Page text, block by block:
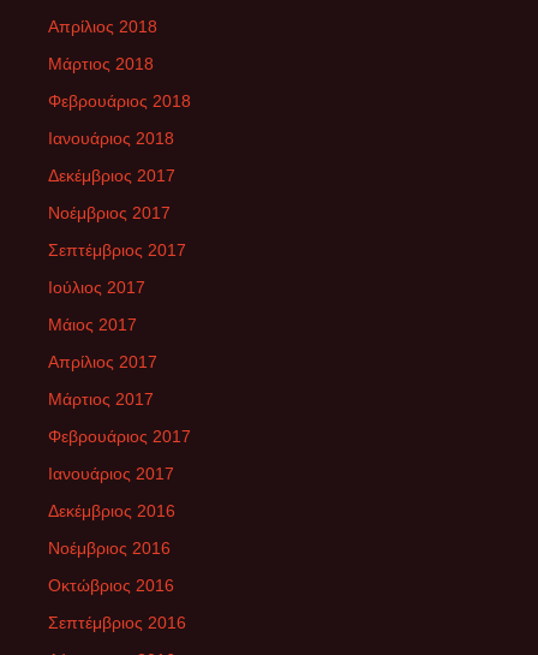
Απρίλιος 2018
Μάρτιος 2018
Φεβρουάριος 2018
Ιανουάριος 2018
Δεκέμβριος 2017
Νοέμβριος 2017
Σεπτέμβριος 2017
Ιούλιος 2017
Μάιος 2017
Απρίλιος 2017
Μάρτιος 2017
Φεβρουάριος 2017
Ιανουάριος 2017
Δεκέμβριος 2016
Νοέμβριος 2016
Οκτώβριος 2016
Σεπτέμβριος 2016